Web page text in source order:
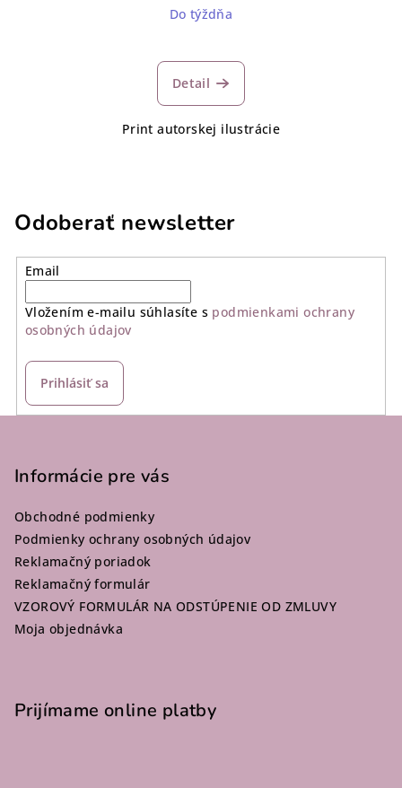
Do týždňa
Detail
Print autorskej ilustrácie
Odoberať newsletter
Email
Vložením e-mailu súhlasíte s podmienkami ochrany
osobných údajov
Prihlásiť sa
Informácie pre vás
Obchodné podmienky
Podmienky ochrany osobných údajov
Reklamačný poriadok
Reklamačný formulár
VZOROVÝ FORMULÁR NA ODSTÚPENIE OD ZMLUVY
Moja objednávka
Prijímame online platby